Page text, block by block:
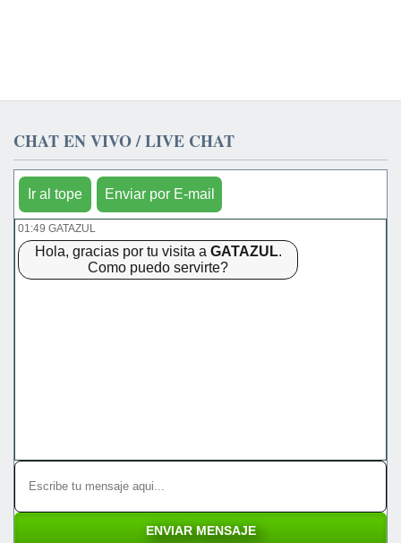
CHAT EN VIVO / LIVE CHAT
Ir al tope Enviar por E-mail
01:49 GATAZUL
Hola, gracias por tu visita a GATAZUL.
Como puedo servirte?